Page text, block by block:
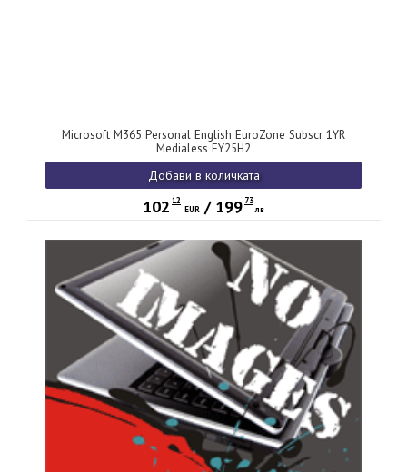
Microsoft M365 Personal English EuroZone Subscr 1YR
Medialess FY25H2
Добави в количката
102 12
EUR / 199 73
лв